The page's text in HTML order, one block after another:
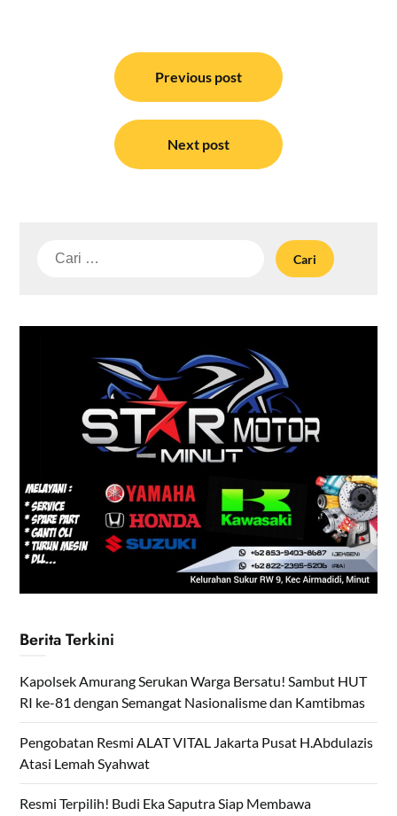
Previous post
Next post
Cari
Berita Terkini
Kapolsek Amurang Serukan Warga Bersatu! Sambut HUT
RI ke-81 dengan Semangat Nasionalisme dan Kamtibmas
Pengobatan Resmi ALAT VITAL Jakarta Pusat H.Abdulazis
Atasi Lemah Syahwat
Resmi Terpilih! Budi Eka Saputra Siap Membawa